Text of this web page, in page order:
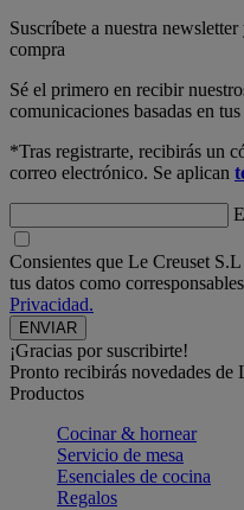
Suscríbete a nuestra
compra
Sé el primero en recibir
comunicaciones basadas en
*Tras registrarte, recibirás un
correo electrónico. Se aplican
Consientes que Le Creuset
tus datos como
Privacidad.
¡Gracias por suscribirte!
Pronto recibirás novedades de
Productos
Cocinar & hornear
Servicio de mesa
Esenciales de cocina
Regalos